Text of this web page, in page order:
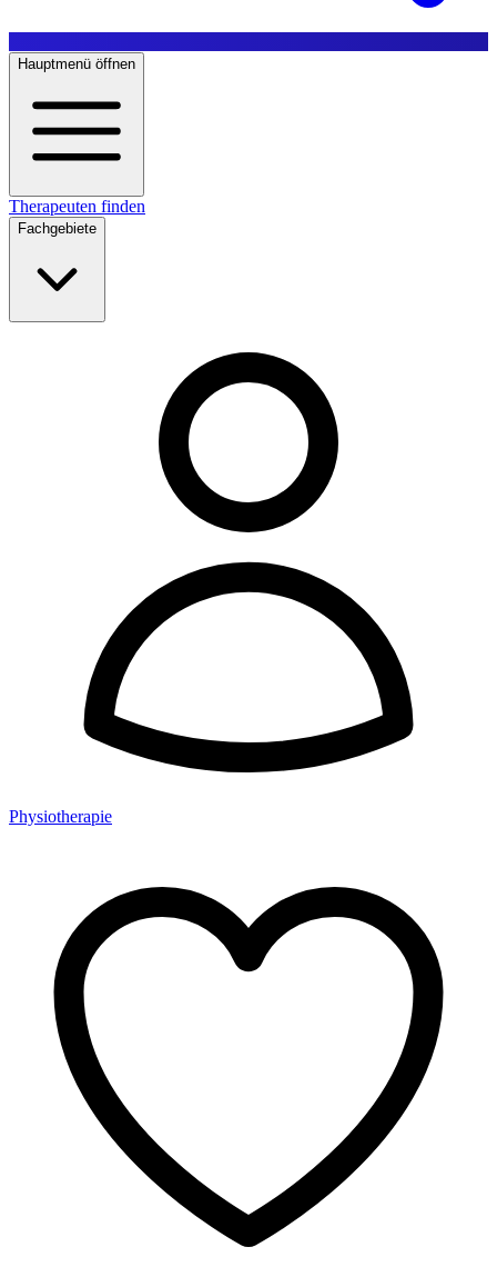
Hauptmenü öffnen
Therapeuten finden
Fachgebiete
Physiotherapie